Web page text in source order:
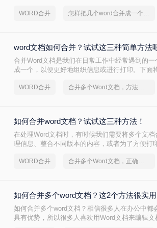
成一个的操作。
WORD合并 怎样把几个word合并成一个word
word文档如何合并？试试这三种简单方法
合并Word文档是我们在日常工作中经常遇到的
成一个，以便更好地组织信息或进行打印。下面
WORD合并 合并多个Word文档，方法超级简单
如何合并word文档？试试这三种方法！
在处理Word文档时，有时候我们需要将多个文
理信息、整合不同版本的内容，或者为了方便打
WORD合并 合并多个Word文档，正确打开方法
如何合并多个word文档？这2个方法很实用
如何合并多个word文档？相信很多人在办公中都
具有优势，所以很多人喜欢用Word文档来编辑